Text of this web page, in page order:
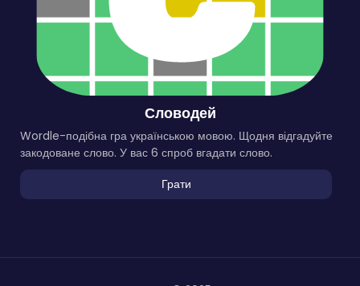
Словодей
Wordle-подібна гра українською мовою. Щодня відгадуйте
закодоване слово. У вас 6 спроб вгадати слово.
Грати